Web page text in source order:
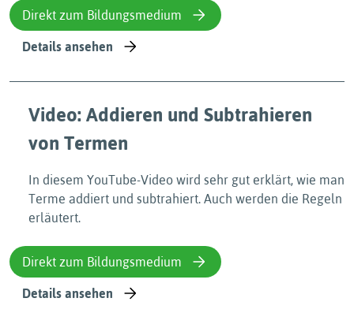
Direkt zum Bildungsmedium
Details ansehen
Video: Addieren und Subtrahieren
von Termen
In diesem YouTube-Video wird sehr gut erklärt, wie man
Terme addiert und subtrahiert. Auch werden die Regeln
erläutert.
Direkt zum Bildungsmedium
Details ansehen